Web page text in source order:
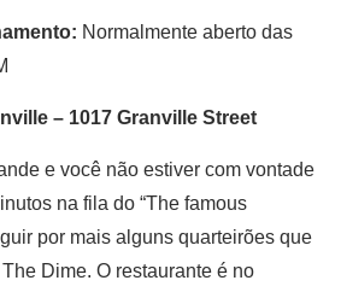
Normalmente aberto das
– 1017 Granville Street
e você não estiver com vontade
na fila do “The famous
por mais alguns quarteirões que
Dime. O restaurante é no